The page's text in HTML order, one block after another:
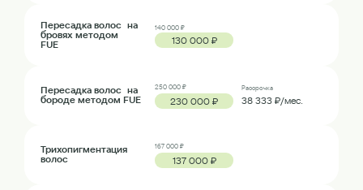
Пересадка волос на
бровях методом
FUE
140 000 ₽
130 000 ₽
Пересадка волос на
бороде методом FUE
250 000 ₽
230 000 ₽
Рассрочка
38 333 ₽/мес.
Трихопигментация
волос
167 000 ₽
137 000 ₽